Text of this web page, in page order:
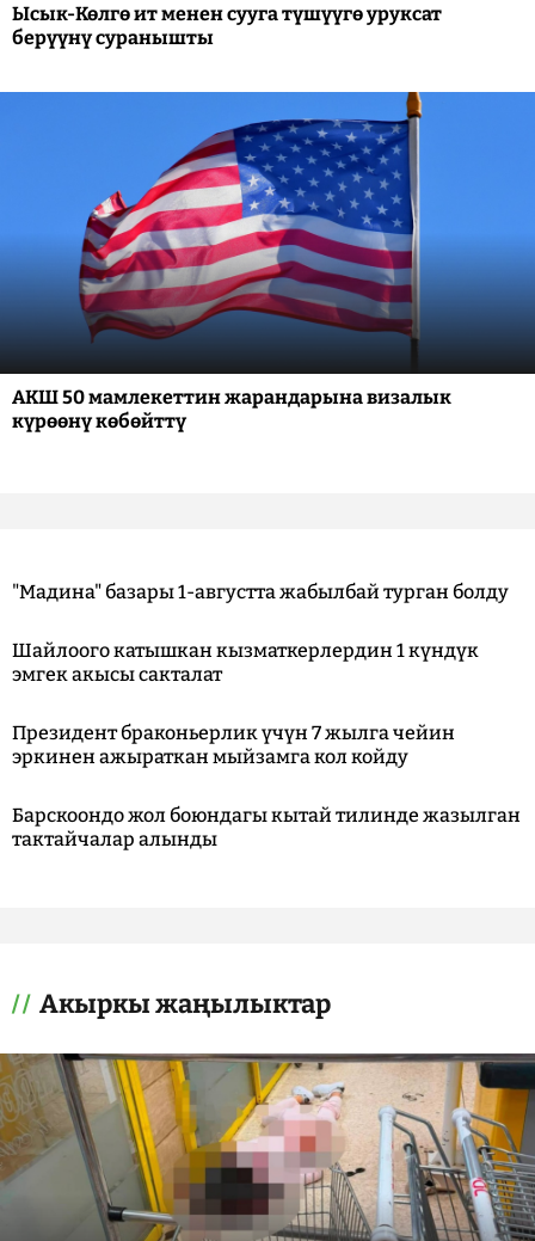
Ысык-Көлгө ит менен сууга түшүүгө уруксат
берүүнү суранышты
АКШ 50 мамлекеттин жарандарына визалык
күрөөнү көбөйттү
"Мадина" базары 1-августта жабылбай турган болду
Шайлоого катышкан кызматкерлердин 1 күндүк
эмгек акысы сакталат
Президент браконьерлик үчүн 7 жылга чейин
эркинен ажыраткан мыйзамга кол койду
Барскоондо жол боюндагы кытай тилинде жазылган
тактайчалар алынды
Акыркы жаңылыктар